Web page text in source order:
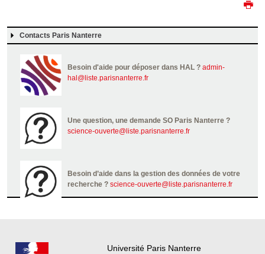
Contacts Paris Nanterre
Besoin d'aide pour déposer dans HAL ? admin-
hal@liste.parisnanterre.fr
Une question, une demande SO Paris Nanterre ?
science-ouverte@liste.parisnanterre.fr
Besoin d’aide dans la gestion des données de votre
recherche ? science-ouverte@liste.parisnanterre.fr
Université Paris Nanterre